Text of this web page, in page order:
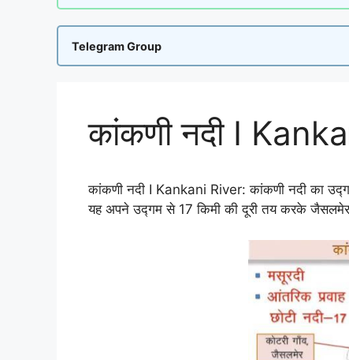
Telegram Group
कांकणी नदी I
कांकणी नदी I Kankani River: कांकणी नदी का
यह अपने उद्गम से 17 किमी की दूरी तय करके